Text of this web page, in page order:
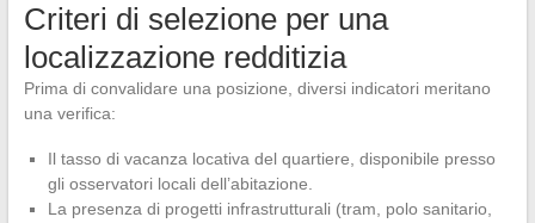
Criteri di selezione per una
localizzazione redditizia
Prima di convalidare una posizione, diversi indicatori meritano
una verifica:
Il tasso di vacanza locativa del quartiere, disponibile presso
gli osservatori locali dell’abitazione.
La presenza di progetti infrastrutturali (tram, polo sanitario,